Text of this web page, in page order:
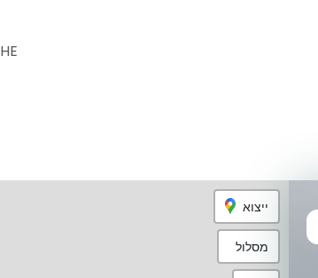
HE
ייצוא
מסלול